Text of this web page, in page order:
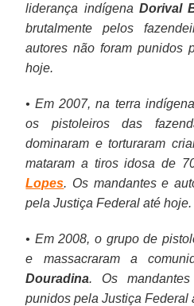
liderança indígena Dorival
brutalmente pelos
autores não foram punidos
hoje.
• Em 2007, na terra indígena
os pistoleiros das
dominaram e torturaram
mataram a tiros idosa de
Lopes. Os mandantes e
pela Justiça Federal até hoje.
• Em 2008, o grupo de
e massacraram a
Douradina. Os
punidos pela Justiça Federal